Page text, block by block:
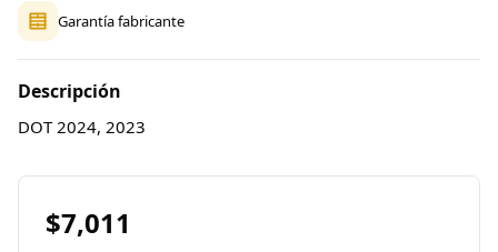
Garantía fabricante
Descripción
DOT 2024, 2023
$7,011